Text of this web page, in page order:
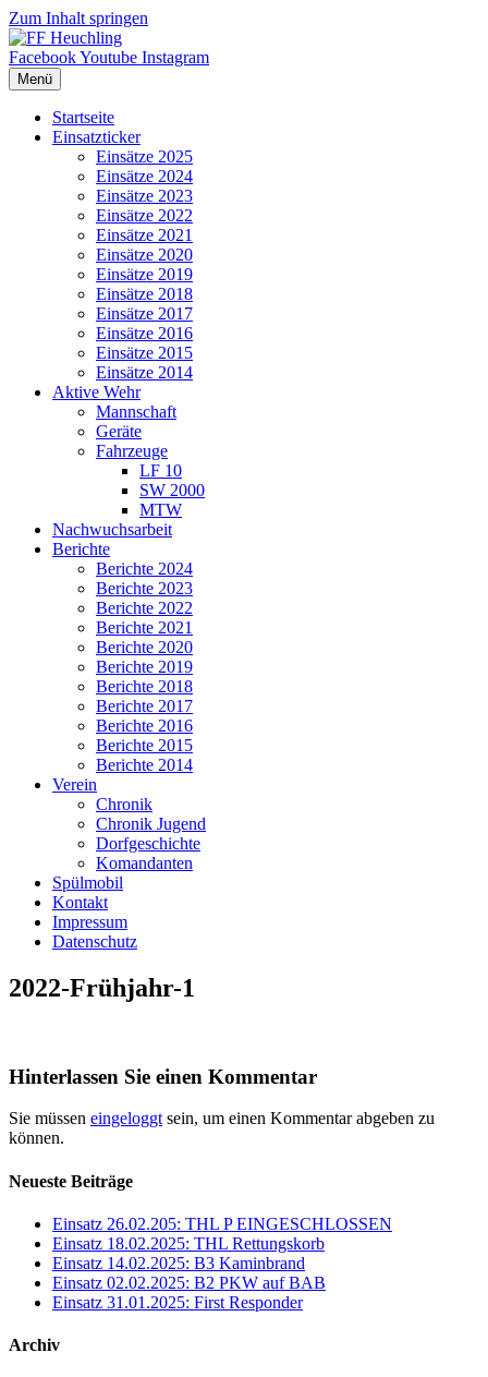
Zum Inhalt springen
FacebookYoutube Instagram
Menü
Startseite
Einsatzticker
Einsätze 2025
Einsätze 2024
Einsätze 2023
Einsätze 2022
Einsätze 2021
Einsätze 2020
Einsätze 2019
Einsätze 2018
Einsätze 2017
Einsätze 2016
Einsätze 2015
Einsätze 2014
Aktive Wehr
Mannschaft
Geräte
Fahrzeuge
LF 10
SW 2000
MTW
Nachwuchsarbeit
Berichte
Berichte 2024
Berichte 2023
Berichte 2022
Berichte 2021
Berichte 2020
Berichte 2019
Berichte 2018
Berichte 2017
Berichte 2016
Berichte 2015
Berichte 2014
Verein
Chronik
Chronik Jugend
Dorfgeschichte
Komandanten
Spülmobil
Kontakt
Impressum
Datenschutz
2022-Frühjahr-1
Hinterlassen Sie einen Kommentar
Sie müssen eingeloggt sein, um einen Kommentar abgeben zu
können.
Neueste Beiträge
Einsatz 26.02.205: THL P EINGESCHLOSSEN
Einsatz 18.02.2025: THL Rettungskorb
Einsatz 14.02.2025: B3 Kaminbrand
Einsatz 02.02.2025: B2 PKW auf BAB
Einsatz 31.01.2025: First Responder
Archiv